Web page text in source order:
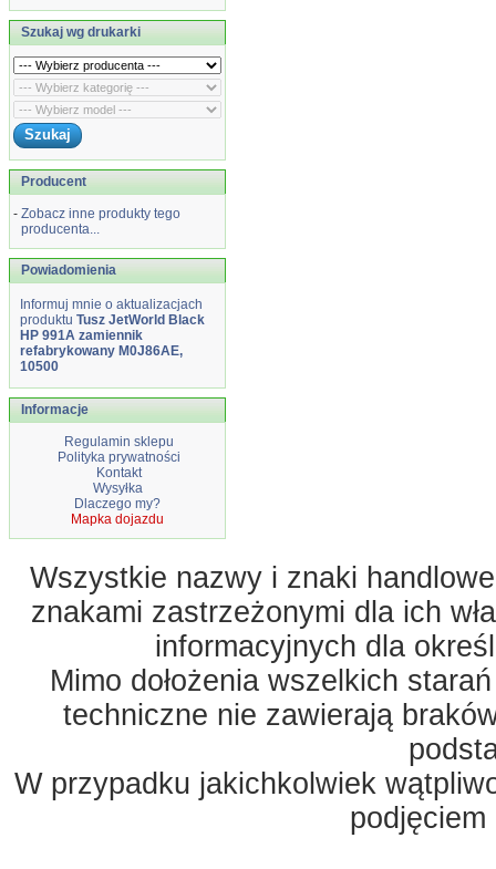
Szukaj wg drukarki
Producent
- Zobacz inne produkty tego
producenta...
Powiadomienia
Informuj mnie o aktualizacjach
produktu Tusz JetWorld Black
HP 991A zamiennik
refabrykowany M0J86AE,
10500
Informacje
Regulamin sklepu
Polityka prywatności
Kontakt
Wysyłka
Dlaczego my?
Mapka dojazdu
Wszystkie nazwy i znaki
znakami zastrzeżonymi dla ich
informacyjnych dla
Mimo dołożenia wszelkich
techniczne nie zawierają
W przypadku jakichkolwiek